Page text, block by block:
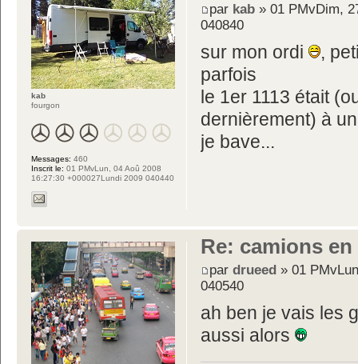
par kab » 01 PMvDim,
040840
sur mon ordi
,
parfois
le 1er 1113 était
dernièrement) à
je bave...
kab
fourgon
Messages: 460
Inscrit le: 01 PMvLun, 04 Aoû 2008
16:27:30 +000027Lundi 2009 040440
Re: camions
pardrueed » 01
040540
ah ben je vais les
aussi alors